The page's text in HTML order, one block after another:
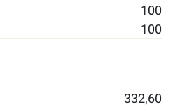
100
100
332,60